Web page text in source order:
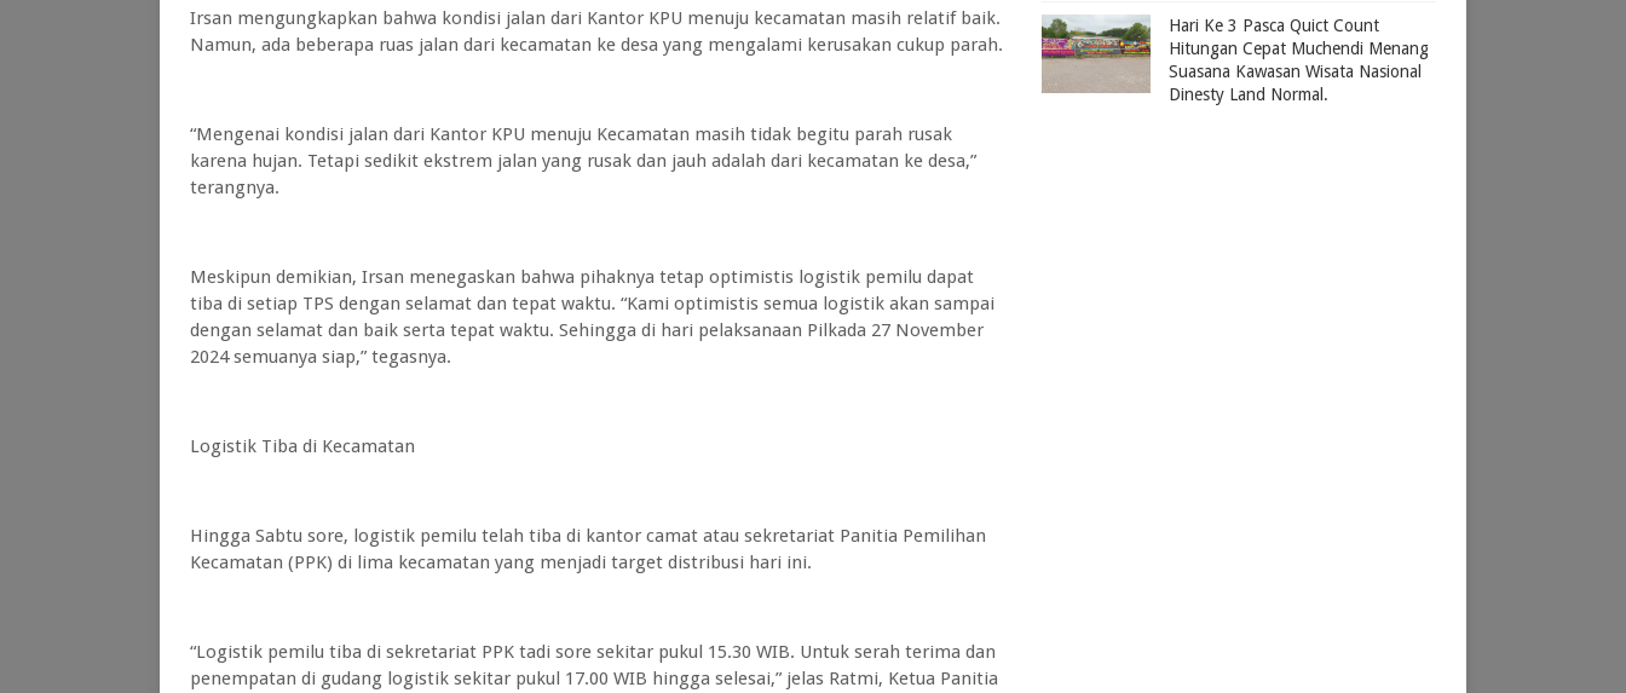
Irsan mengungkapkan bahwa kondisi jalan dari Kantor KPU menuju kecamatan masih relatif baik.
Namun, ada beberapa ruas jalan dari kecamatan ke desa yang mengalami kerusakan cukup parah.
“Mengenai kondisi jalan dari Kantor KPU menuju Kecamatan masih tidak begitu parah rusak
karena hujan. Tetapi sedikit ekstrem jalan yang rusak dan jauh adalah dari kecamatan ke desa,”
terangnya.
Meskipun demikian, Irsan menegaskan bahwa pihaknya tetap optimistis logistik pemilu dapat
tiba di setiap TPS dengan selamat dan tepat waktu. “Kami optimistis semua logistik akan sampai
dengan selamat dan baik serta tepat waktu. Sehingga di hari pelaksanaan Pilkada 27 November
2024 semuanya siap,” tegasnya.
Logistik Tiba di Kecamatan
Hingga Sabtu sore, logistik pemilu telah tiba di kantor camat atau sekretariat Panitia Pemilihan
Kecamatan (PPK) di lima kecamatan yang menjadi target distribusi hari ini.
“Logistik pemilu tiba di sekretariat PPK tadi sore sekitar pukul 15.30 WIB. Untuk serah terima dan
penempatan di gudang logistik sekitar pukul 17.00 WIB hingga selesai,” jelas Ratmi, Ketua Panitia
Hari Ke 3 Pasca Quict Count
Hitungan Cepat Muchendi Menang
Suasana Kawasan Wisata Nasional
Dinesty Land Normal.